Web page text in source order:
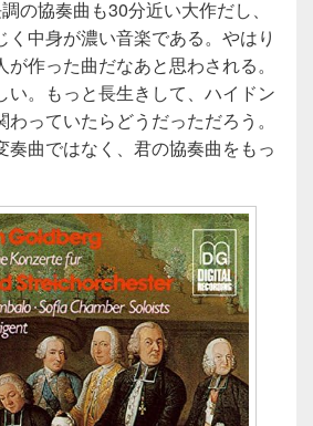
の協奏曲も30分近い大作だし、
く中身が濃い音楽である。やはり
作った曲だなあと思わされる。
い。もっと長生きして、ハイドン
っていたらどうだっただろう。
奏曲ではなく、君の協奏曲をもっ